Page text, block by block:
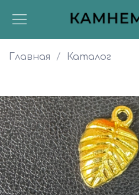
Главная Каталог